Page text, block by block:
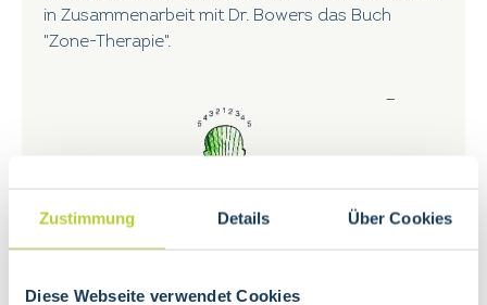
Zustimmung Details Über Cookies
Diese Webseite verwendet Cookies
in Zusammenarbeit mit Dr. Bowers das Buch
"Zone-Therapie".